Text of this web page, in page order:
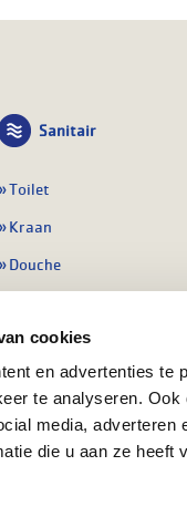
cookies
en advertenties te
te analyseren.
media, adverteren
die u aan ze
Sanitair
Toilet
Kraan
Douche
Badmeubel
Afvoeren
Alle sanitair